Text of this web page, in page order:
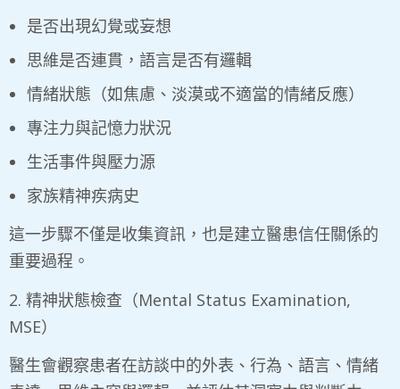
是否出現幻覺或妄想
思維是否連貫，語言是否有邏輯
情緒狀態（如焦慮、淡漠或不適當的情緒反應）
專注力與記憶力狀況
生活事件與壓力源
家族精神疾病史
這一步驟不僅是收集資訊，也是建立醫患信任關係的
重要過程。
2. 精神狀態檢查（Mental Status Examination,
MSE）
醫生會觀察患者在訪談中的外表、行為、語言、情緒